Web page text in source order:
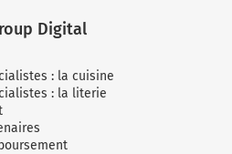
Digital
: la cuisine
: la literie